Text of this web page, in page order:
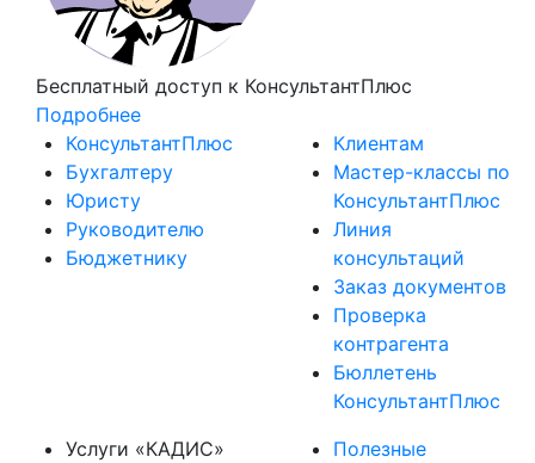
Бесплатный доступ к КонсультантПлюс
Подробнее
КонсультантПлюс
Бухгалтеру
Юристу
Руководителю
Бюджетнику
Клиентам
Мастер-классы по
КонсультантПлюс
Линия
консультаций
Заказ документов
Проверка
контрагента
Бюллетень
КонсультантПлюс
Услуги «КАДИС»
Полезные